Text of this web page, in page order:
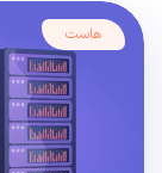
هاست